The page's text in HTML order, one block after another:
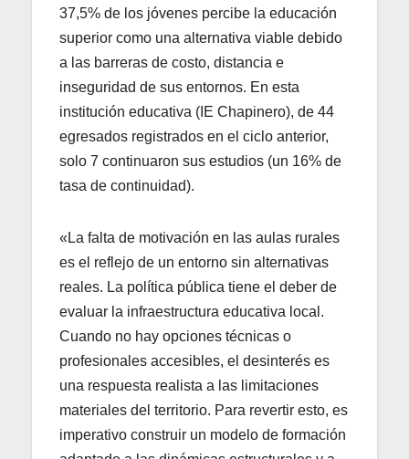
37,5% de los jóvenes percibe la educación
superior como una alternativa viable debido
a las barreras de costo, distancia e
inseguridad de sus entornos. En esta
institución educativa (IE Chapinero), de 44
egresados registrados en el ciclo anterior,
solo 7 continuaron sus estudios (un 16% de
tasa de continuidad).
«La falta de motivación en las aulas rurales
es el reflejo de un entorno sin alternativas
reales. La política pública tiene el deber de
evaluar la infraestructura educativa local.
Cuando no hay opciones técnicas o
profesionales accesibles, el desinterés es
una respuesta realista a las limitaciones
materiales del territorio. Para revertir esto, es
imperativo construir un modelo de formación